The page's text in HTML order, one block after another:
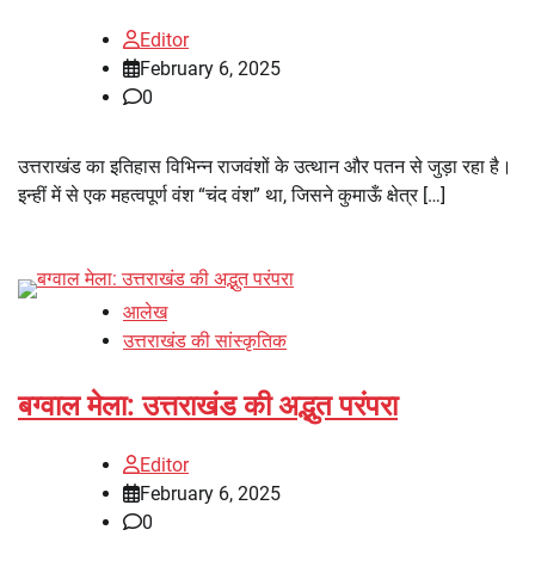
Editor
February 6, 2025
0
उत्तराखंड का इतिहास विभिन्न राजवंशों के उत्थान और पतन से जुड़ा रहा है।
इन्हीं में से एक महत्वपूर्ण वंश “चंद वंश” था, जिसने कुमाऊँ क्षेत्र […]
आलेख
उत्तराखंड की सांस्कृतिक
बग्वाल मेला: उत्तराखंड की अद्भुत परंपरा
Editor
February 6, 2025
0